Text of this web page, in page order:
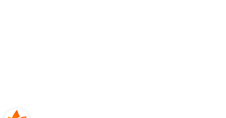
Europe Minelab International Ltd.